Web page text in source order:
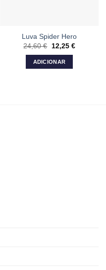
Luva Spider Hero
24,60€
O
original
era:
12,25 €O
ADICIONAR